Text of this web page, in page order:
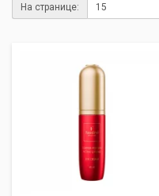
На странице: